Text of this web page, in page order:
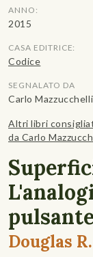
ANNO:
2015
CASA EDITRICE:
Codice
SEGNALATO DA
Carlo Mazzucchelli
Altri libri
da Carlo
Douglas